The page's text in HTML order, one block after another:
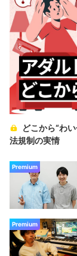
どこから“わ
法規制の実情
Premium
Premium